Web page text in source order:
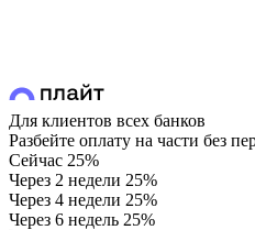
Для клиентов всех банков
Разбейте оплату на части без
Сейчас 25%
Через 2 недели 25%
Через 4 недели 25%
Через 6 недель 25%